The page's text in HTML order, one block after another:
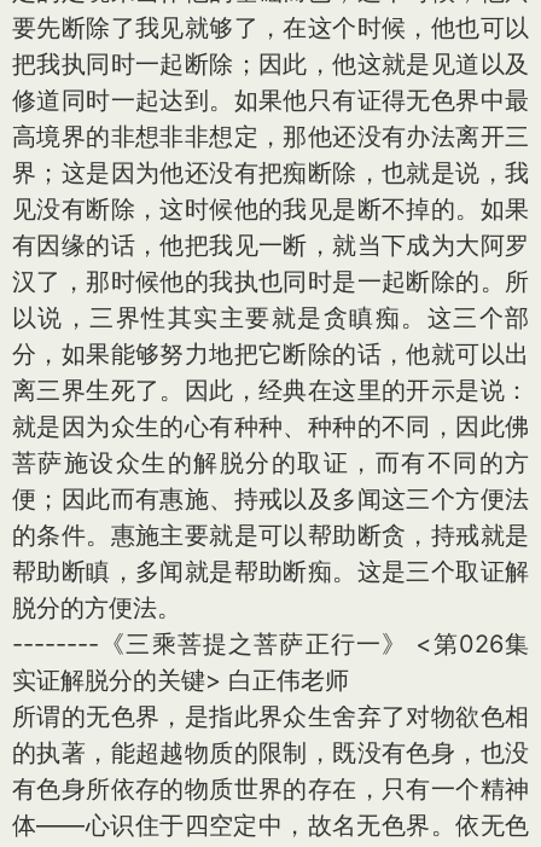
要先断除了我见就够了，在这个时候，他也可以
把我执同时一起断除；因此，他这就是见道以及
修道同时一起达到。如果他只有证得无色界中最
高境界的非想非非想定，那他还没有办法离开三
界；这是因为他还没有把痴断除，也就是说，我
见没有断除，这时候他的我见是断不掉的。如果
有因缘的话，他把我见一断，就当下成为大阿罗
汉了，那时候他的我执也同时是一起断除的。所
以说，三界性其实主要就是贪瞋痴。这三个部
分，如果能够努力地把它断除的话，他就可以出
离三界生死了。因此，经典在这里的开示是说：
就是因为众生的心有种种、种种的不同，因此佛
菩萨施设众生的解脱分的取证，而有不同的方
便；因此而有惠施、持戒以及多闻这三个方便法
的条件。惠施主要就是可以帮助断贪，持戒就是
帮助断瞋，多闻就是帮助断痴。这是三个取证解
脱分的方便法。
--------《三乘菩提之菩萨正行一》 <第026集
实证解脱分的关键> 白正伟老师
所谓的无色界，是指此界众生舍弃了对物欲色相
的执著，能超越物质的限制，既没有色身，也没
有色身所依存的物质世界的存在，只有一个精神
体——心识住于四空定中，故名无色界。依无色